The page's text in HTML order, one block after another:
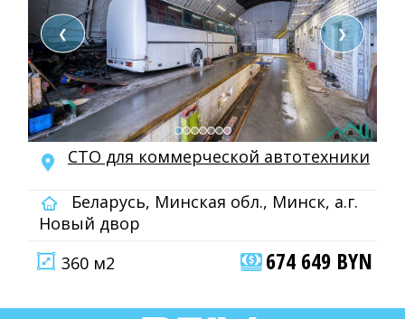
❮ ❯
СТО для коммерческой автотехники
Беларусь, Минская обл., Минск, а.г.
Новый двор
360 м2
674 649 BYN